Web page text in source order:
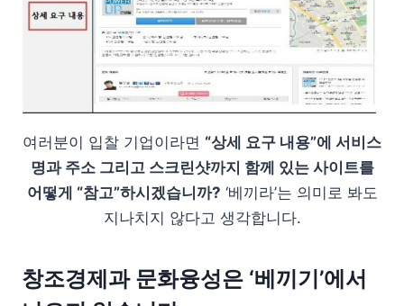
여러분이 입찰 기업이라면 “상세 요구 내용”에 서비스
명과 주소 그리고 스크린샷까지 함께 있는 사이트를
어떻게 “참고”하시겠습니까? ‘베끼라’는 의미로 봐도
지나치지 않다고 생각합니다.
창조경제과 문화융성은 ‘베끼기’에서